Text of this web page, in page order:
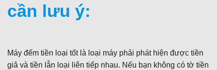
cần lưu ý:
Máy đếm tiền loại tốt là loại máy phải phát hiện được tiền
giả và tiền lẫn loại liên tiếp nhau. Nếu bạn không có tờ tiền